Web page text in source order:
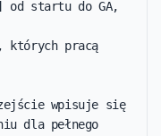
od startu do GA,
których pracą
wpisuje się
dla pełnego